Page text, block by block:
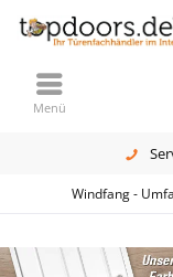
Menü
Windfang -